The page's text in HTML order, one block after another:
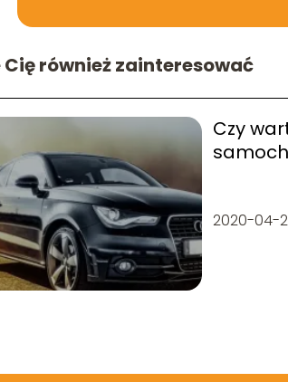
Cię również zainteresować
Czy
2020-04-